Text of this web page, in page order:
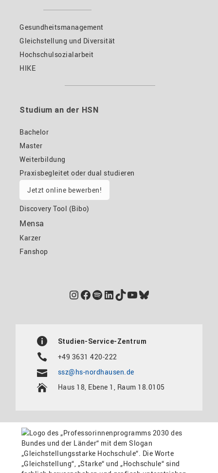
Gesundheitsmanagement
Gleichstellung und Diversität
Hochschulsozialarbeit
HIKE
Studium an der HSN
Bachelor
Master
Weiterbildung
Praxisbegleitet oder dual studieren
Jetzt online bewerben!
Discovery Tool (Bibo)
Mensa
Karzer
Fanshop
Instagram
Facebook
Spotify
LinkedIn
TikTok
YouTube
Bluesky
Studien-Service-Zentrum
+49 3631 420-222
ssz@hs-nordhausen.de
Haus 18, Ebene 1, Raum 18.0105